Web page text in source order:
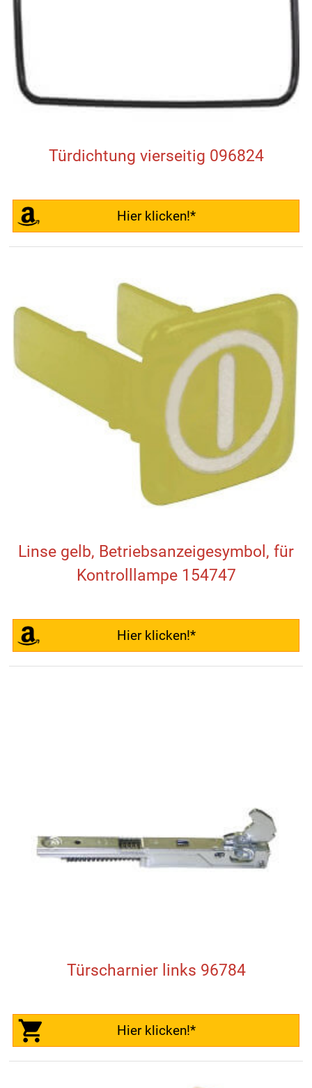
Türdichtung vierseitig 096824
Hier klicken!*
Linse gelb, Betriebsanzeigesymbol, für
Kontrolllampe 154747
Hier klicken!*
Türscharnier links 96784
Hier klicken!*